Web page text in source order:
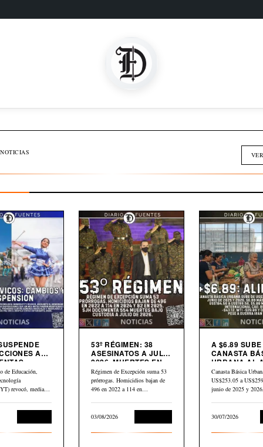
A
de Educación,
revocó, mediante
53º RÉGIMEN: 38
ASESINATOS A JULIO
2026. MUERTES EN
CÁRCEL: “554”
Régimen de Excepción suma 53
prórrogas. Homicidios bajan de
496 en 2022 a 114 en…
03/08/2026
A $6.89 SUBE
CANASTA
URBANA AL
PETRÓLEO
CAE $43
ABRIL
Canasta Básica
US$253.05 a
junio de 2025 y
30/07/2026